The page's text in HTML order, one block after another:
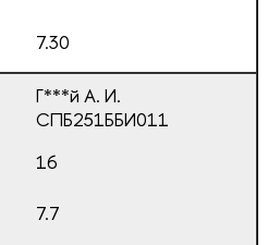
7.30
Г***й А. И.
СПБ251ББИ011
16
7.7